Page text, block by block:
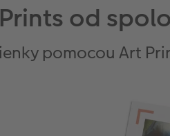
od
pomocou Art